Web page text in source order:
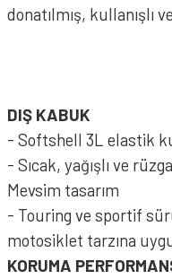
donatılmış, kullanışlı
DIŞ KABUK
- Softshell 3L elastik
- Sıcak, yağışlı ve
Mevsim tasarım
- Touring ve sportif
motosiklet tarzına
KORUMA